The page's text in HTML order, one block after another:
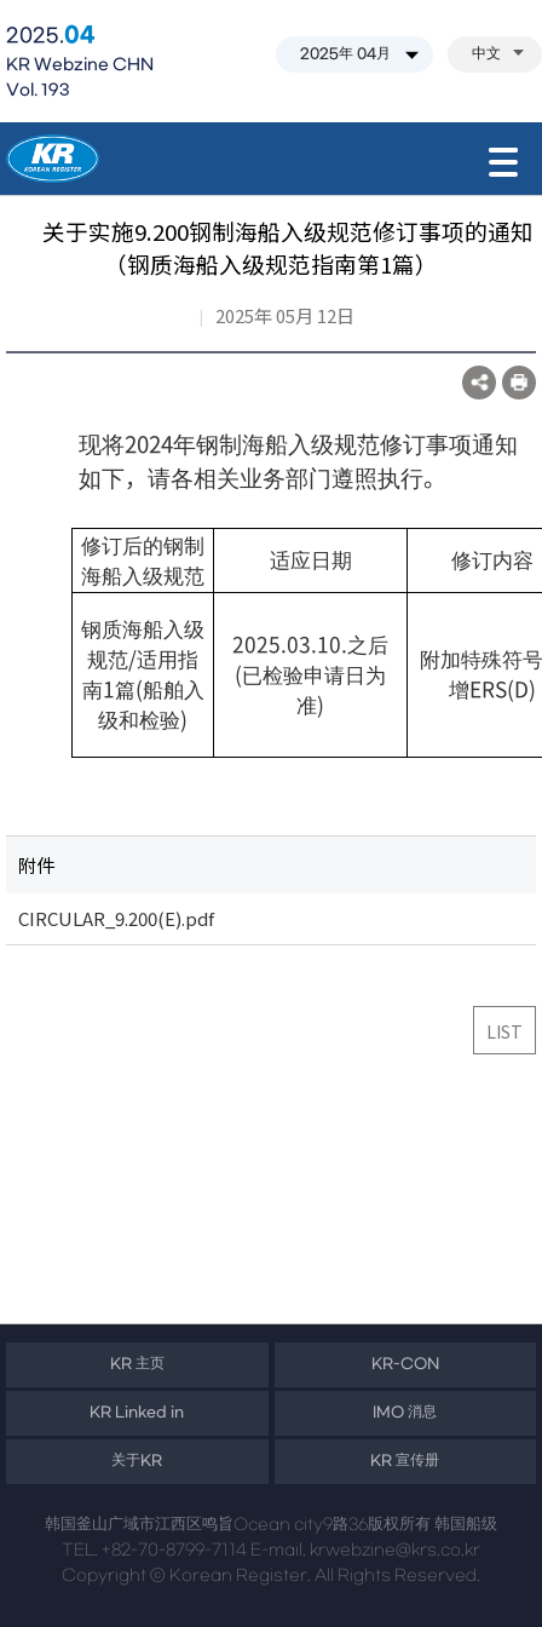
2025.04
KR Webzine CHN
Vol. 193
中文
关于实施9.200钢制海船入级规范修订事项的通知
（钢质海船入级规范指南第1篇）
2025年 05月 12日
现将2024年钢制海船入级规范修订事项通知
如下，请各相关业务部门遵照执行。
修订后的钢制
海船入级规范
适应日期 修订内容
钢质海船入级
规范/适用指
南1篇(船舶入
级和检验)
2025.03.10.之后
(已检验申请日为
准)
附加特殊符
增ERS(D)
附件
CIRCULAR_9.200(E).pdf
LIST
KR 主页 KR-CON
KR Linked in IMO 消息
关于KR KR 宣传册
韩国釜山广域市江西区鸣旨Ocean city9路36版权所有 韩国船级
TEL. +82-70-8799-7114 E-mail. krwebzine@krs.co.kr
Copyright ⓒ Korean Register. All Rights Reserved.